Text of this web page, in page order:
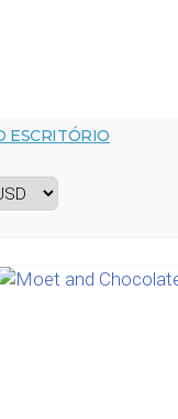
ESCRITÓRIO